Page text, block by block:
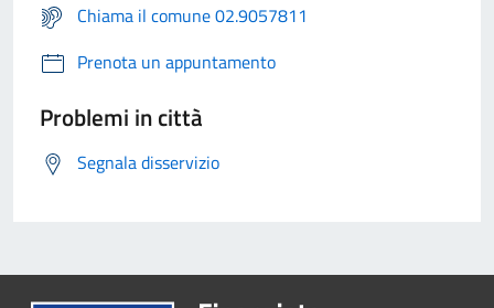
Chiama il comune 02.9057811
Prenota un appuntamento
Problemi in città
Segnala disservizio